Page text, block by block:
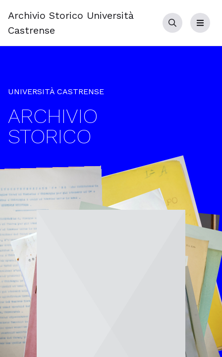
Archivio Storico Università
Castrense
Cerca Menu
UNIVERSITÀ CASTRENSE
ARCHIVIO
STORICO